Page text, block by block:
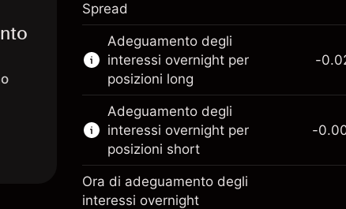
Questo mercato finanziario è
trading di CFD.
Scopri di più su:
CFD
Spread
Adeguamento degli
interessi overnight per
posizioni long
-
Adeguamento degli
interessi overnight per
posizioni short
-
Ora di adeguamento degli
interessi overnight